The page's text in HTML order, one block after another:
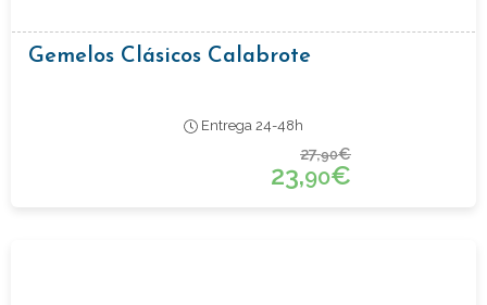
Gemelos Clásicos Calabrote
Entrega 24-48h
27,90€
23,90€